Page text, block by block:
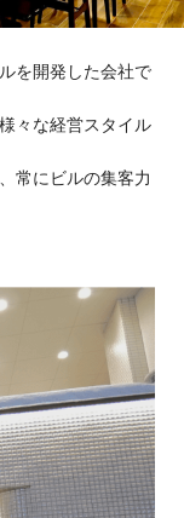
を開発した会社で
々な経営スタイル
常にビルの集客力